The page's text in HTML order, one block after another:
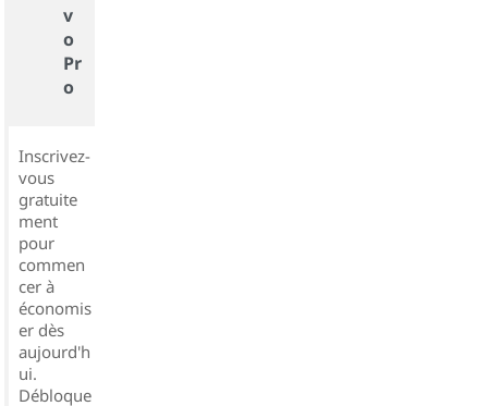
v
o
Pr
o
Inscrivez-
vous
gratuite
ment
pour
commen
cer à
économis
er dès
aujourd'h
ui.
Débloque